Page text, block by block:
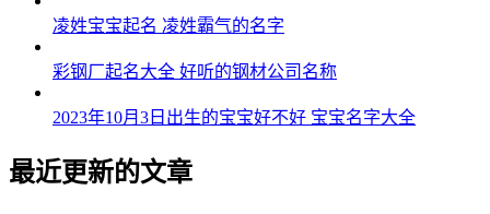
凌姓宝宝起名 凌姓霸气的名字
彩钢厂起名大全 好听的钢材公司名称
2023年10月3日出生的宝宝好不好 宝宝名字大全
最近更新的文章